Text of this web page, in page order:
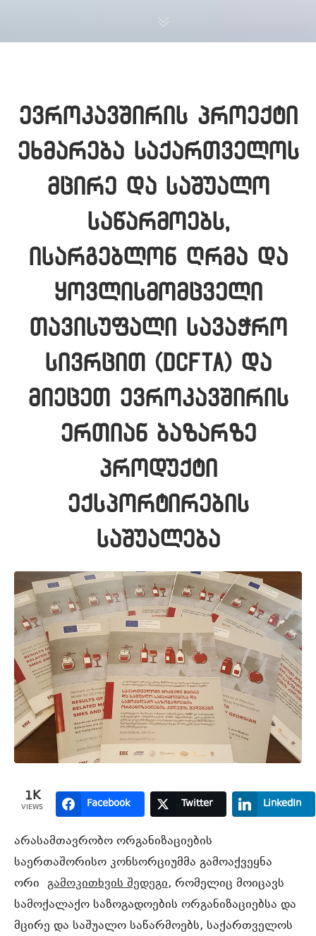
ევროკავშირის პროექტი
ეხმარება საქართველოს
მცირე და საშუალო
საწარმოებს,
ისარგებლონ ღრმა და
ყოვლისმომცველი
თავისუფალი სავაჭრო
სივრცით (DCFTA) და
მიეცეთ ევროკავშირის
ერთიან ბაზარზე
პროდუქტი
ექსპორტირების
საშუალება
1K
VIEWS Facebook Twitter LinkedIn
არასამთავრობო ორგანიზაციების
საერთაშორისო კონსორციუმმა გამოაქვეყნა
ორი გამოკითხვის შედეგი, რომელიც მოიცავს
სამოქალაქო საზოგადოების ორგანიზაციებსა და
მცირე და საშუალო საწარმოებს, საქართველოს